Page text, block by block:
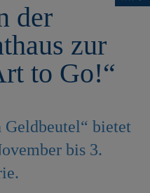
der
zur
to Go!“
bietet
bis 3.